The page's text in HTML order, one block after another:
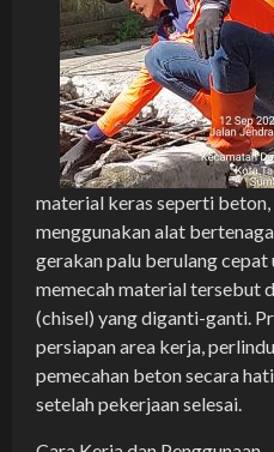
material keras seperti beton,
menggunakan alat
gerakan palu berulang
memecah material tersebut
(chisel) yang diganti-ganti.
persiapan area kerja,
pemecahan beton secara
setelah pekerjaan selesai.